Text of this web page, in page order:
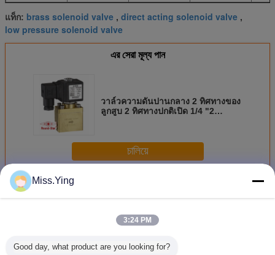
แท็ก: brass solenoid valve , direct acting solenoid valve ,
low pressure solenoid valve
এর সেরা মূল্য পান
วาล์วความดันปานกลาง 2 ทิศทางของ
ลูกสูบ 2 ทิศทางปกติเปิด 1/4 "2
চালিয়ে
มากกว่าวาล์วความดันปานกลาง
Miss.Ying
3:24 PM
Good day, what product are you looking for?